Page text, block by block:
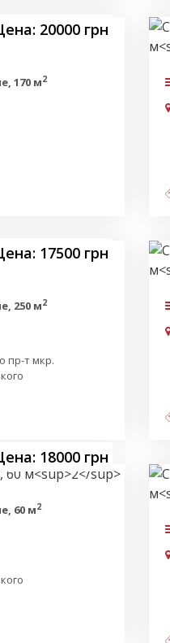
20000 грн
170 м2
17500 грн
250 м2
пр-т мкр.
18000 грн
60 м2